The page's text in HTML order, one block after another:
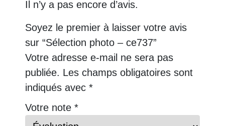
Il n’y a pas encore d’avis.
Soyez le premier à laisser votre avis
sur “Sélection photo – ce737”
Votre adresse e-mail ne sera pas
publiée. Les champs obligatoires sont
indiqués avec *
Votre note *